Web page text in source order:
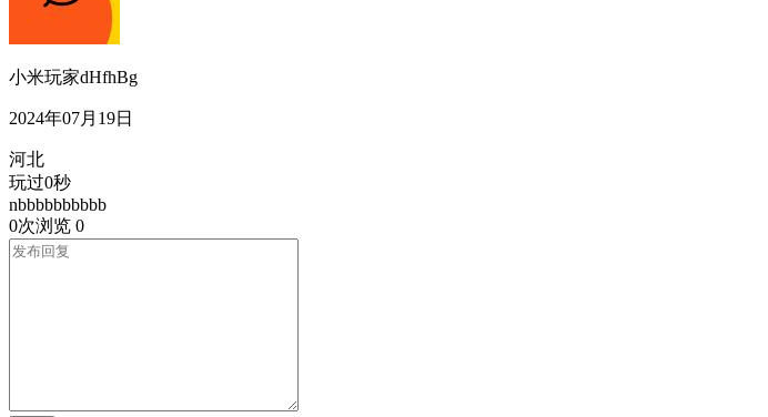
小米玩家dHfhBg
2024年07月19日
河北
玩过0秒
nbbbbbbbbbb
0次浏览 0